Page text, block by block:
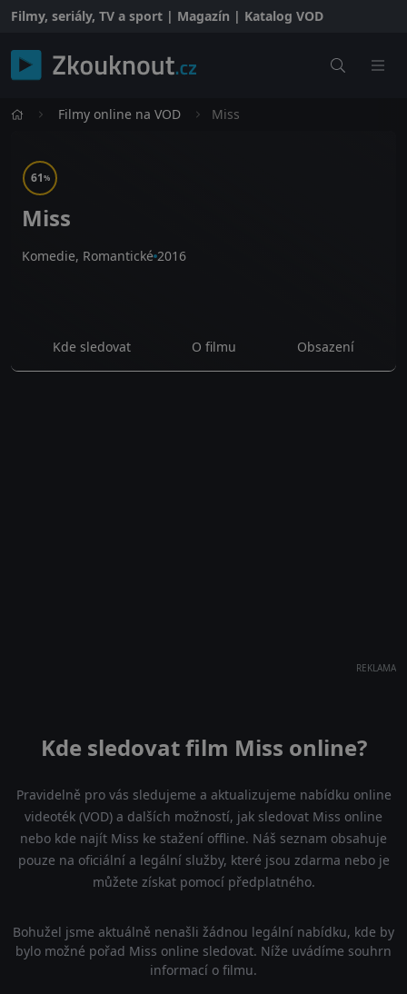
Filmy, seriály, TV a sport | Magazín | Katalog VOD
Filmy online na VOD Miss
61%
Miss
Komedie, Romantické 2016
Kde sledovat O filmu Obsazení
REKLAMA
Kde sledovat film Miss online?
Pravidelně pro vás sledujeme a aktualizujeme nabídku online
videoték (VOD) a dalších možností, jak sledovat Miss online
nebo kde najít Miss ke stažení offline. Náš seznam obsahuje
pouze na oficiální a legální služby, které jsou zdarma nebo je
můžete získat pomocí předplatného.
Bohužel jsme aktuálně nenašli žádnou legální nabídku, kde by
bylo možné pořad Miss online sledovat. Níže uvádíme souhrn
informací o filmu.